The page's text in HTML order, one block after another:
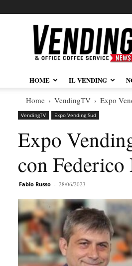
Vendingnews.it
HOME IL VENDING
Home VendingTV Expo
VendingTV Expo Vending Sud
Expo
con
Fabio Russo - 28/06/2023